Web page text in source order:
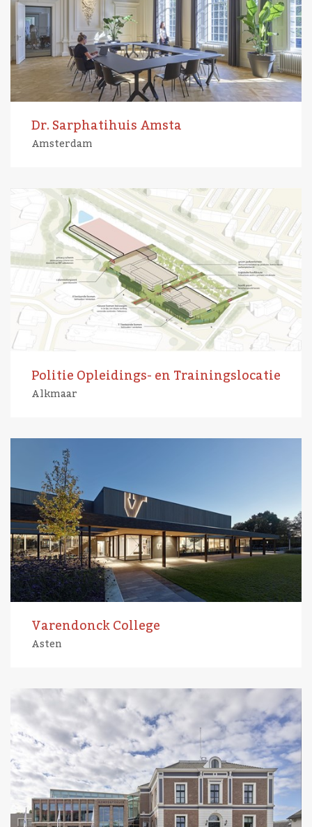
Dr. Sarphatihuis Amsta
Amsterdam
Politie Opleidings- en Trainingslocatie
Alkmaar
Varendonck College
Asten